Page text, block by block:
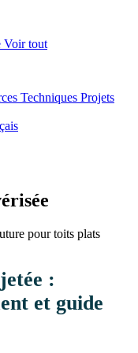
Voir tout
Techniques Projets
pour toits plats
:
et guide